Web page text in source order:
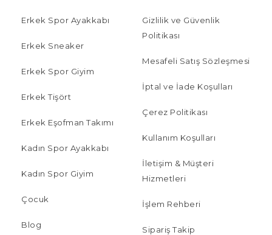
Erkek Spor Ayakkabı
Erkek Sneaker
Erkek Spor Giyim
Erkek Tişört
Erkek Eşofman Takımı
Kadın Spor Ayakkabı
Kadın Spor Giyim
Çocuk
Blog
Gizlilik ve Güvenlik
Politikası
Mesafeli Satış Sözleşmesi
İptal ve İade Koşulları
Çerez Politikası
Kullanım Koşulları
İletişim & Müşteri
Hizmetleri
İşlem Rehberi
Sipariş Takip